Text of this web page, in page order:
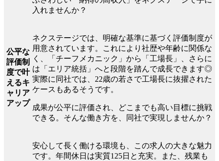
入れませんか？
公平な
評価制
度で叶
えるキ
ャリア
アップ
ネクステージでは、明確な基準に基づく評価制度が
用意されています。これにより社歴や年齢に関係な
く、「チーフメカニック」から「工場長」、さらに
は「エリア統括」へと段階を踏んで成長できます◎
実際に同社では、22歳の若さで工場長に抜擢された
ケースもあるそうです。
成果が公平に評価され、どこまでも高い目標に挑戦
できる。そんな働き方を、同社で実現しませんか？
安心して長く働ける環境も、この求人の大きな魅力
です。年間休日は実質125日と充実。また、残業も